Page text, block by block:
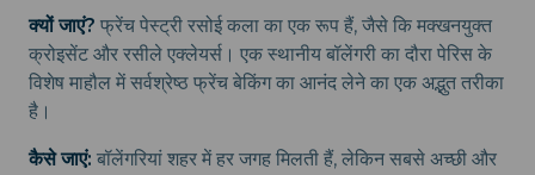
क्यों जाएं? फ्रेंच पेस्ट्री रसोई कला का एक रूप हैं, जैसे कि मक्खनयुक्त
क्रोइसेंट और रसीले एक्लेयर्स। एक स्थानीय बॉलेंगरी का दौरा पेरिस के
विशेष माहौल में सर्वश्रेष्ठ फ्रेंच बेकिंग का आनंद लेने का एक अद्भुत तरीका
है।
कैसे जाएं: बॉलेंगरियां शहर में हर जगह मिलती हैं, लेकिन सबसे अच्छी और